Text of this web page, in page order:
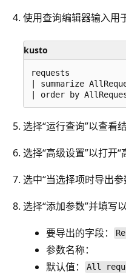
使用查询编辑器输入用
kusto
requests
| summarize
选择“运行查询”以查看结
选择“高级设置”以打开“
选中“当选择项时导出参
选择“添加参数”并填写
要导出的字段：
参数名称：
默认值： All